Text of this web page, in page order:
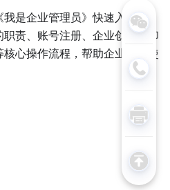
是企业管理员》快速入门指
责、账号注册、企业创建、印
心操作流程，帮助企业高效使